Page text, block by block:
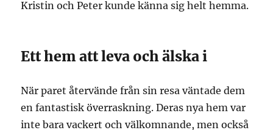
Kristin och Peter kunde känna sig helt hemma.
Ett hem att leva och älska i
När paret återvände från sin resa väntade dem
en fantastisk överraskning. Deras nya hem var
inte bara vackert och välkomnande, men också